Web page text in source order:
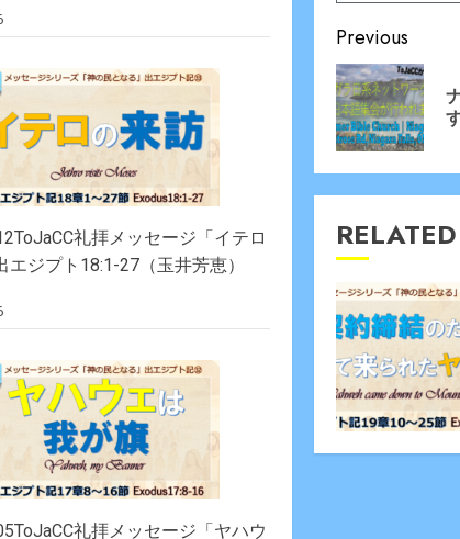
Continue
Reading
Previous
礼拝メッセージ「イテロ
エジプト18:1-27（玉井芳恵）
礼拝メッセージ「ヤハウ